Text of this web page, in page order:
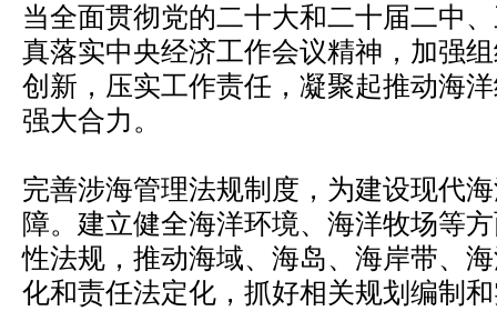
当全面贯彻党的二十大和二十届二中
真落实中央经济工作会议精神，加强
创新，压实工作责任，凝聚起推动海
强大合力。
完善涉海管理法规制度，为建设现代
障。建立健全海洋环境、海洋牧场等
性法规，推动海域、海岛、海岸带、
化和责任法定化，抓好相关规划编制